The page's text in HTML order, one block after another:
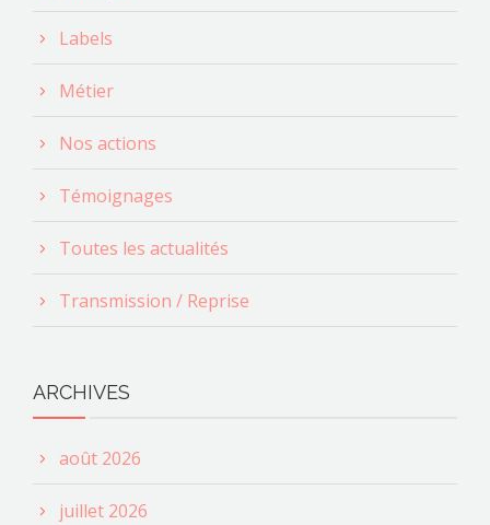
Labels
Métier
Nos actions
Témoignages
Toutes les actualités
Transmission / Reprise
ARCHIVES
août 2026
juillet 2026